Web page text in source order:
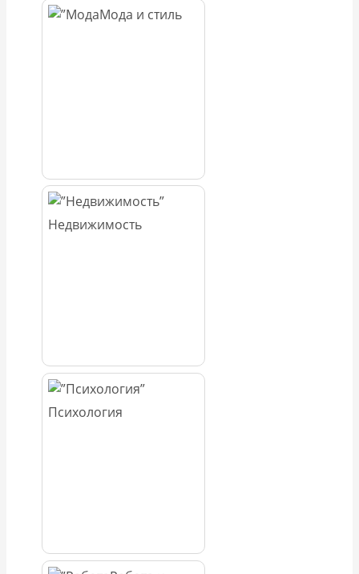
Мода и стиль
Недвижимость
Психология